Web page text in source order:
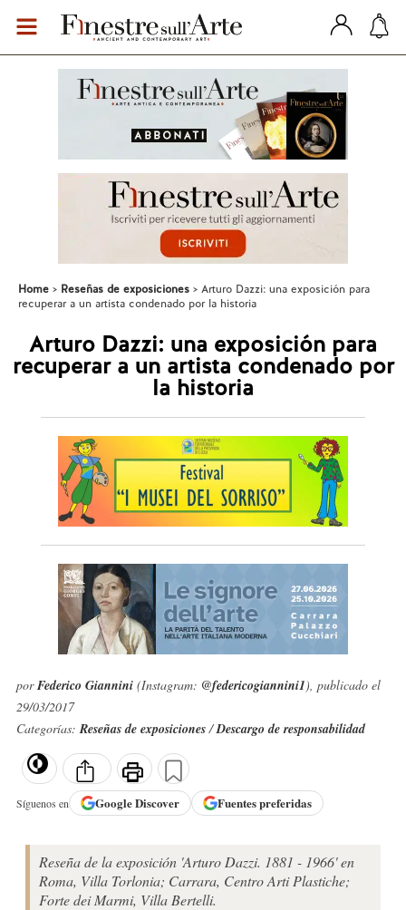
Home Reseñas de exposiciones
Arturo Dazzi: una exposición para
recuperar a un artista condenado por la historia
Arturo Dazzi: una exposición para
recuperar a un artista condenado por
la historia
porFederico Giannini(Instagram: @federicogiannini1), publicado el
29/03/2017
Categorías:Reseñas de exposiciones/Descargo de responsabilidad
Síguenos en GoogleDiscover Fuentes preferidas
Reseña de la exposición 'Arturo Dazzi. 1881 - 1966' en
Roma, Villa Torlonia; Carrara, Centro Arti Plastiche;
Forte dei Marmi, Villa Bertelli.